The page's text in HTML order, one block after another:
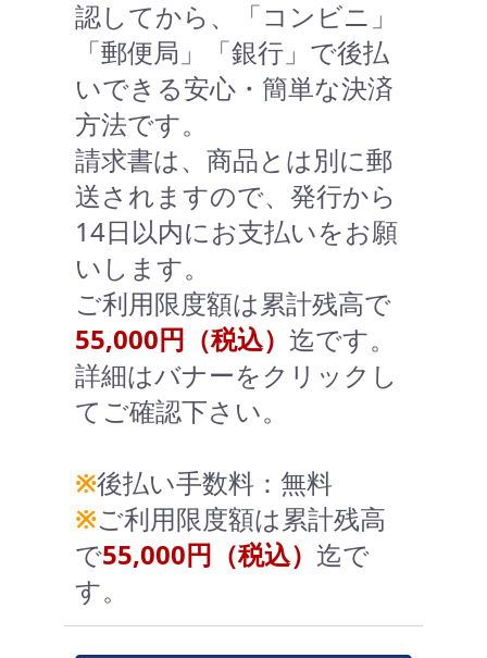
認してから、「コンビニ」
「郵便局」「銀行」で後払
いできる安心・簡単な決済
方法です。
請求書は、商品とは別に郵
送されますので、発行から
14日以内にお支払いをお願
いします。
ご利用限度額は累計残高で
55,000円（税込） 迄です。
詳細はバナーをクリックし
てご確認下さい。
※後払い手数料：無料
※ご利用限度額は累計残高
で55,000円（税込） 迄で
す。